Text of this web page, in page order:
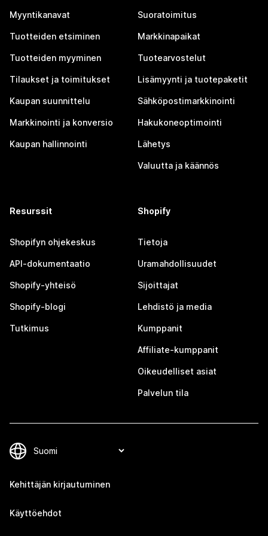
Myyntikanavat
Tuotteiden etsiminen
Tuotteiden myyminen
Tilaukset ja toimitukset
Kaupan suunnittelu
Markkinointi ja konversio
Kaupan hallinnointi
Suoratoimitus
Markkinapaikat
Tuotearvostelut
Lisämyynti ja tuotepaketit
Sähköpostimarkkinointi
Hakukoneoptimointi
Lähetys
Valuutta ja käännös
Resurssit
Shopifyn ohjekeskus
API-dokumentaatio
Shopify-yhteisö
Shopify-blogi
Tutkimus
Shopify
Tietoja
Uramahdollisuudet
Sijoittajat
Lehdistö ja media
Kumppanit
Affiliate-kumppanit
Oikeudelliset asiat
Palvelun tila
Kehittäjän kirjautuminen
Käyttöehdot